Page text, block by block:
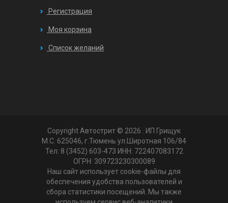
Регистрация
Моя корзина
Список желаний
Copyright Автострит © 2026
. ИП Грищук
М.С. 625046, г.Тюмень ул.Широтная 106/84
Тел: 8 (3452) 603-473 ИНН: 722407083172
ОГРН: 309723230300089
Наш сайт использует cookie-файлы для
обеспечения удобства пользователей и
сбора статистики посещений. Мы также